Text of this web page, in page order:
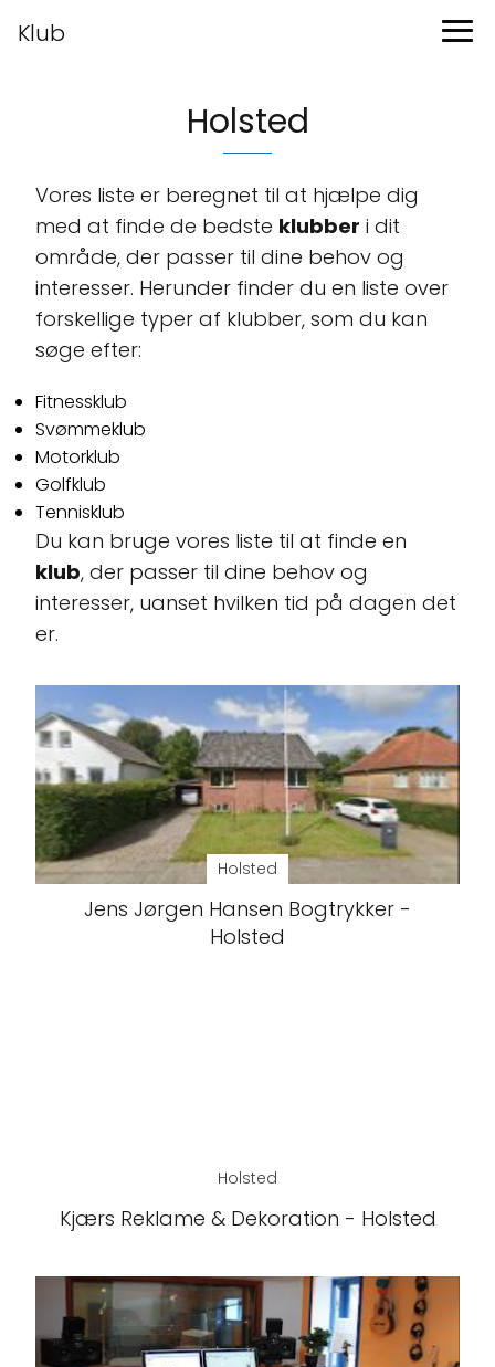
Klub
Holsted
Vores liste er beregnet til at hjælpe dig
med at finde de bedste klubber i dit
område, der passer til dine behov og
interesser. Herunder finder du en liste over
forskellige typer af klubber, som du kan
søge efter:
Fitnessklub
Svømmeklub
Motorklub
Golfklub
Tennisklub
Du kan bruge vores liste til at finde en
klub, der passer til dine behov og
interesser, uanset hvilken tid på dagen det
er.
Holsted
Jens Jørgen Hansen Bogtrykker -
Holsted
Holsted
Kjærs Reklame & Dekoration - Holsted